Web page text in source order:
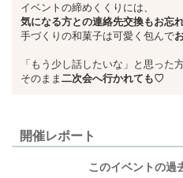
イベントの締めくくりには、
気になる方との連絡先交換もお忘
手づくりの和菓子は可愛く包んで
「もう少し話したいな」と思った方
そのまま 二次会へ行かれても♡
開催レポート
このイベントの過